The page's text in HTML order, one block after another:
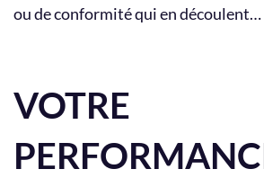
ou de conformité qui en découlent…
VOTRE